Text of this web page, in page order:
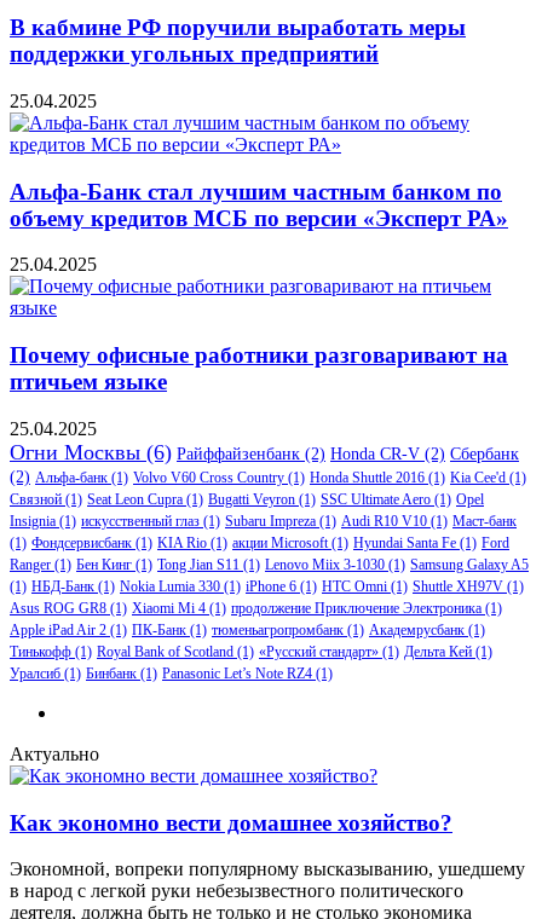
В кабмине РФ поручили выработать меры
поддержки угольных предприятий
25.04.2025
Альфа-Банк стал лучшим частным банком по
объему кредитов МСБ по версии «Эксперт РА»
25.04.2025
Почему офисные работники разговаривают на
птичьем языке
25.04.2025
Огни Москвы (6) Райффайзенбанк (2) Honda CR-V (2) Сбербанк
(2) Альфа-банк (1) Volvo V60 Cross Country (1) Honda Shuttle 2016 (1) Kia Cee'd (1)
Связной (1) Seat Leon Cupra (1) Bugatti Veyron (1) SSC Ultimate Aero (1) Opel
Insignia (1) искусственный глаз (1) Subaru Impreza (1) Audi R10 V10 (1) Маст-банк
(1) Фондсервисбанк (1) KIA Rio (1) акции Microsoft(1) Hyundai Santa Fe (1) Ford
Ranger (1) Бен Кинг (1) Tong Jian S11 (1) Lenovo Miix 3-1030 (1) Samsung Galaxy A5
(1) НБД-Банк (1) Nokia Lumia 330 (1) iPhone 6 (1) HTC Omni (1) Shuttle XH97V (1)
Asus ROG GR8 (1) Xiaomi Mi 4 (1) продолжение Приключение Электроника (1)
Apple iPad Air 2 (1) ПК-Банк (1) тюменьагропромбанк (1) Академрусбанк (1)
Тинькофф (1) Royal Bank of Scotland (1) «Русский стандарт» (1) Дельта Кей (1)
Уралсиб (1) Бинбанк (1) Panasonic Let’s Note RZ4 (1)
Актуально
Как экономно вести домашнее хозяйство?
Экономной, вопреки популярному высказыванию, ушедшему
в народ с легкой руки небезызвестного политического
деятеля, должна быть не только и не столько экономика